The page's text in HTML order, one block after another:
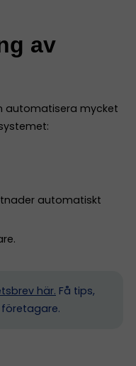
av
automatisera mycket
automatiskt
här. Få tips,